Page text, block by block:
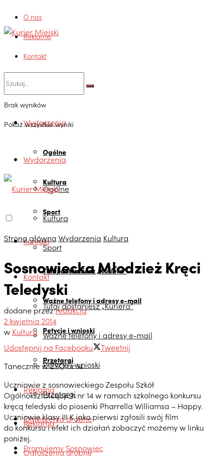
O nas
Reklama
Kontakt
Brak wyników
Pokaż wszystkie wyniki
Wydarzenia
Ogólne
Kultura
Sport
Kontakt
Tutaj dostaniesz „Kuriera”
Ważne telefony i adresy e-mail
Petycje i wnioski
Przetargi
Reklama
Ogłoszenia drobne
Promujemy Sosnowiec
Wydarzenia
Ogólne
Kultura
Sport
Kontakt
Tutaj dostaniesz „Kuriera”
Ważne telefony i adresy e-mail
Petycje i wnioski
Przetargi
Reklama
Ogłoszenia drobne
Strona główna Wydarzenia Kultura
Sosnowiecka Młodzież Kręci
Teledyski
dodane przezredakcja
2 kwietnia 2014
w Kultura
Udostępnij na Facebooku
Tweetnij
Tanecznie w ZSO nr 14
Uczniowie z sosnowieckiego Zespołu Szkół
Ogólnokształcących nr 14 w ramach szkolnego konkursu
kręcą teledyski do piosenki Pharrella Williamsa – Happy.
Uczniowie klasy III K jako pierwsi zgłosili swój film
do konkursu i efekt ich działań zobaczyć możemy w linku
poniżej.